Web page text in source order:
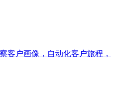
客户画像，自动化客户旅程，